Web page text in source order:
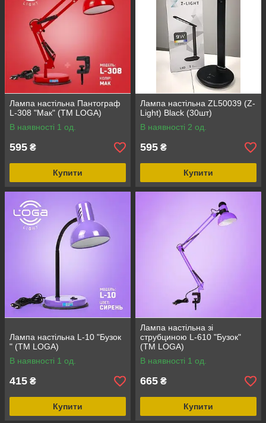
Лампа настільна Пантограф
L-308 "Мак" (ТМ LOGA)
В наявності 1 од.
595 ₴
Купити
Лампа настільна ZL50039 (Z-
Light) Black (30шт)
В наявності 2 од.
595 ₴
Купити
Лампа настільна L-10 "Бузок
" (ТМ LOGA)
В наявності 1 од.
415 ₴
Купити
Лампа настільна зі
струбциною L-610 "Бузок"
(ТМ LOGA)
В наявності 1 од.
665 ₴
Купити